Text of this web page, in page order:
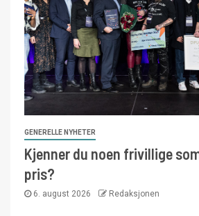
GENERELLE NYHETER
Kjenner du noen frivillige
pris?
6. august 2026 Redaksjonen